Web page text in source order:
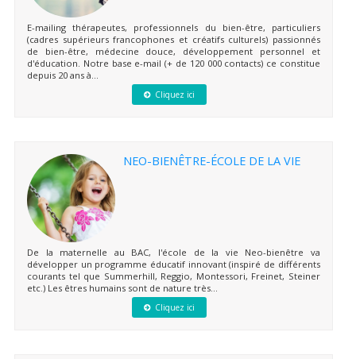
E-mailing thérapeutes, professionnels du bien-être, particuliers
(cadres supérieurs francophones et créatifs culturels) passionnés
de bien-être, médecine douce, développement personnel et
d'éducation. Notre base e-mail (+ de 120 000 contacts) ce constitue
depuis 20 ans à...
Cliquez ici
NEO-BIENÊTRE-ÉCOLE DE LA VIE
De la maternelle au BAC, l'école de la vie Neo-bienêtre va
développer un programme éducatif innovant (inspiré de différents
courants tel que Summerhill, Reggio, Montessori, Freinet, Steiner
etc.) Les êtres humains sont de nature très...
Cliquez ici